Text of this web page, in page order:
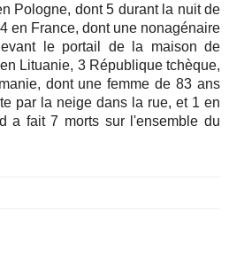
Pologne, dont 5 durant la nuit de
en France, dont une nonagénaire
le portail de la maison de
Lituanie, 3 République tchèque,
dont une femme de 83 ans
par la neige dans la rue, et 1 en
a fait 7 morts sur l'ensemble du